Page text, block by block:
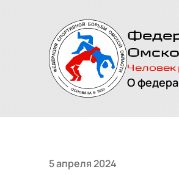
На главную
страницу
Человек
О
5 апреля 2024